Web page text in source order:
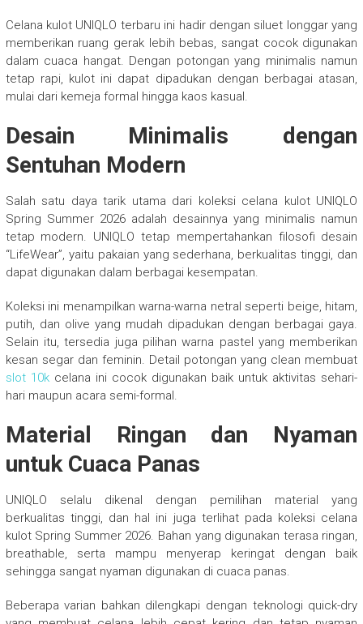
Celana kulot UNIQLO terbaru ini hadir dengan siluet longgar yang
memberikan ruang gerak lebih bebas, sangat cocok digunakan
dalam cuaca hangat. Dengan potongan yang minimalis namun
tetap rapi, kulot ini dapat dipadukan dengan berbagai atasan,
mulai dari kemeja formal hingga kaos kasual.
Desain Minimalis dengan
Sentuhan Modern
Salah satu daya tarik utama dari koleksi celana kulot UNIQLO
Spring Summer 2026 adalah desainnya yang minimalis namun
tetap modern. UNIQLO tetap mempertahankan filosofi desain
“LifeWear”, yaitu pakaian yang sederhana, berkualitas tinggi, dan
dapat digunakan dalam berbagai kesempatan.
Koleksi ini menampilkan warna-warna netral seperti beige, hitam,
putih, dan olive yang mudah dipadukan dengan berbagai gaya.
Selain itu, tersedia juga pilihan warna pastel yang memberikan
kesan segar dan feminin. Detail potongan yang clean membuat
slot 10kcelana ini cocok digunakan baik untuk aktivitas sehari-
hari maupun acara semi-formal.
Material Ringan dan Nyaman
untuk Cuaca Panas
UNIQLO selalu dikenal dengan pemilihan material yang
berkualitas tinggi, dan hal ini juga terlihat pada koleksi celana
kulot Spring Summer 2026. Bahan yang digunakan terasa ringan,
breathable, serta mampu menyerap keringat dengan baik
sehingga sangat nyaman digunakan di cuaca panas.
Beberapa varian bahkan dilengkapi dengan teknologi quick-dry